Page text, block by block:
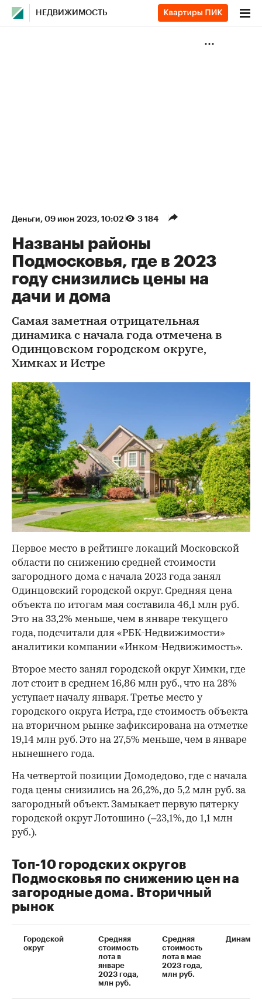
НЕДВИЖИМОСТЬ
Деньги⁠, 09 июн 2023, 10:02 3 184
Названы районы
Подмосковья, где в 2023
году снизились цены на
дачи и дома
Самая заметная отрицательная
динамика с начала года отмечена в
Одинцовском городском округе,
Химках и Истре
Первое место в рейтинге локаций Московской
области по снижению средней стоимости
загородного дома с начала 2023 года занял
Одинцовский городской округ. Средняя цена
объекта по итогам мая составила 46,1 млн руб.
Это на 33,2% меньше, чем в январе текущего
года, подсчитали для «РБК-Недвижимости»
аналитики компании «Инком-Недвижимость».
Второе место занял городской округ Химки, где
лот стоит в среднем 16,86 млн руб., что на 28%
уступает началу января. Третье место у
городского округа Истра, где стоимость объекта
на вторичном рынке зафиксирована на отметке
19,14 млн руб. Это на 27,5% меньше, чем в январе
нынешнего года.
На четвертой позиции Домодедово, где с начала
года цены снизились на 26,2%, до 5,2 млн руб. за
загородный объект. Замыкает первую пятерку
городской округ Лотошино (–23,1%, до 1,1 млн
руб.).
00:00
Топ-10 городских округов
Подмосковья по снижению цен на
загородные дома. Вторичный
рынок
Городской
округ
Средняя
стоимость
лота в
январе
2023 года,
млн руб.
Средняя
стоимость
лота в мае
2023 года,
млн руб.